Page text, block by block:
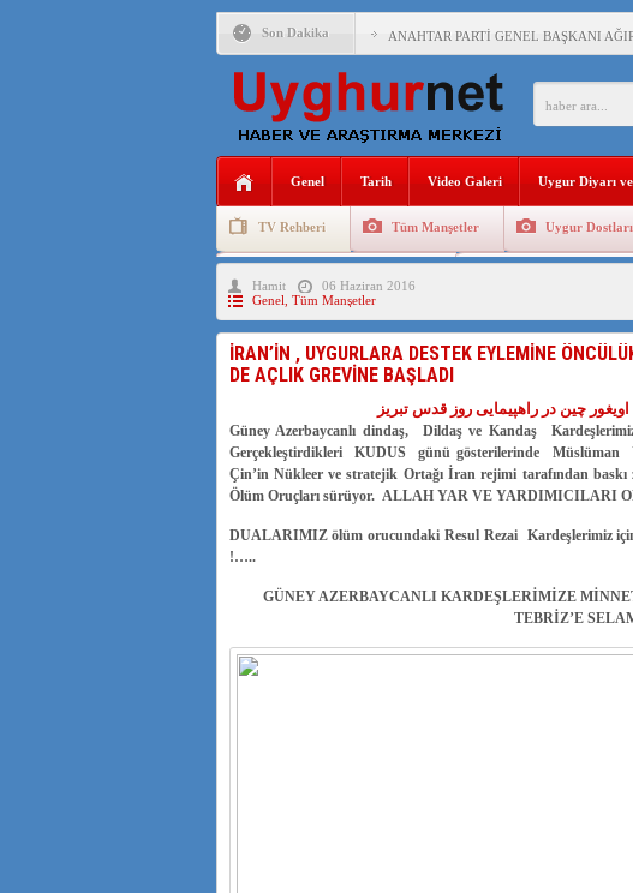
Son Dakika ANAHTAR PARTİ GENEL BAŞKANI
ÇİN’İN DOĞU TÜRKİSTAN’DAKİ
DİYANET AKADEMİSİ BAŞKANI
150 YILDIR KAYNAYAN YARAMIZ :
ÇİN’İN UYGUR POLİTİKALARINI
ÇİN’İN ANKARA BÜYÜKELÇİSİ
İŞGALCİ ÇİN’DEN “FETİHLER
SAADET PARTİSİ İLÇE BAŞKANI :
İŞGALCİ ÇİN,DOĞU TÜRKİSTAN’DA
Genel Tarih Video Galeri Uygur Diyarı
TV Rehberi Tüm Manşetler Uygur Dostları
Uygurlarda Düğün ve Cenaze
Hamit
06 Haziran 2016
Genel Tüm Manşetler
İRAN’İN , UYGURLARA DESTEK EYLEMİNE
DE AÇLIK GREVİNE BAŞLADI
چین در راهپیمایی روز قدس تبریز
Güney Azerbaycanlı dindaş, Dildaş ve Kandaş
Gerçekleştirdikleri KUDUS günü gösterilerinde Müslüman
Çin’in Nükleer ve stratejik Ortağı İran rejimi tarafından baskı
Ölüm Oruçları sürüyor. ALLAH YAR VE YARDIMICILARI
DUALARIMIZ ölüm orucundaki Resul Rezai Kardeşlerimiz
!…..
GÜNEY AZERBAYCANLI KARDEŞLERİMİZE
TEBRİZ’E